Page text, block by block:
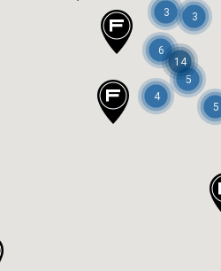
3
5
5
4
6
14
3